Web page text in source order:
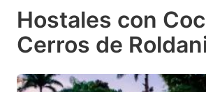
Hostales con
Cerros de